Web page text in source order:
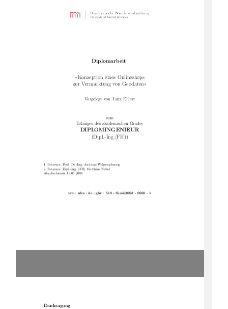
Diplomarbeit
«Konzeption eines Onlineshops
zur Vermarktung von Geodaten»
Vorgelegt von: Lutz Ehlert
zum
Erlangen des akademischen Grades
DIPLOMINGENIEUR
(Dipl.-Ing.(FH))
1. Betreuer: Prof. Dr.-Ing. Andreas Wehrenpfennig
2. Betreuer: Dipl.-Ing. (FH) Matthias Nittel
Abgabedatum: 14.05.2008
urn : nbn : de : gbv : 519 - thesis2008 - 0068 - 1
Danksagung